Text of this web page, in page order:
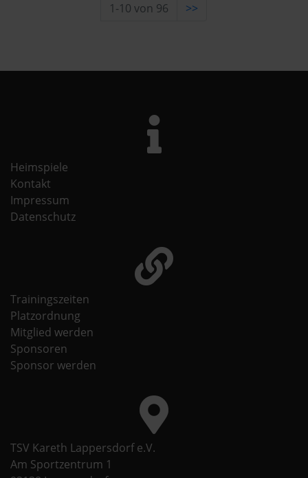
1-10 von 96 >>
Heimspiele
Kontakt
Impressum
Datenschutz
Trainingszeiten
Platzordnung
Mitglied werden
Sponsoren
Sponsor werden
TSV Kareth Lappersdorf e.V.
Am Sportzentrum 1